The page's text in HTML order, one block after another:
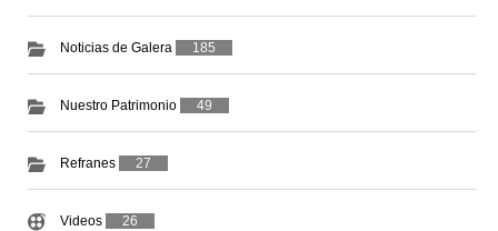
Noticias de Galera 185
Nuestro Patrimonio 49
Refranes 27
Videos 26